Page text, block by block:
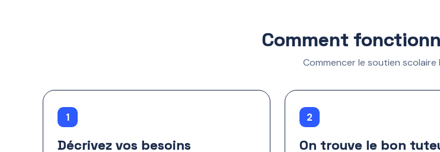
Comment
Commencer le soutien scolaire
1
Décrivez vos besoins
2
On trouve le bon